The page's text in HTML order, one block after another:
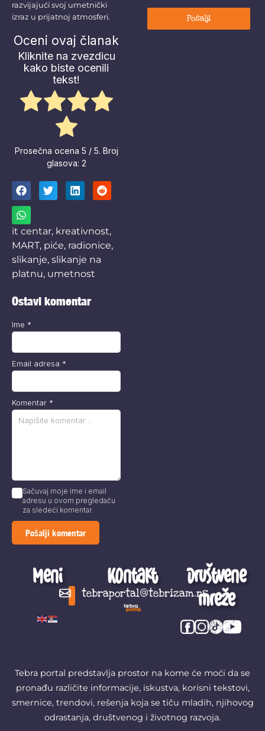
razvijajući svoj umetnički
izraz u prijatnoj atmosferi.
Oceni ovaj članak
Kliknite na zvezdicu
kako biste ocenili
tekst!
Prosečna ocena 5 / 5. Broj
glasova: 2
it centar, kreativnost,
MART, piće, radionice,
slikanje, slikanje na
platnu, umetnost
Ostavi komentar
Komentar *
Ime *
Email adresa *
Sačuvaj moje ime i email
adresu u ovom pregledaču
za sledeći komentar.
Pošalji
Meni Kontakt
tebraportal@tebrizam.rs
Društvene
mreže
Tebra portal predstavlja prostor na kome će moći da se
pronađu različite informacije, iskustva, korisni tekstovi,
smernice, trendovi, rešenja koja se tiču mladih, njihovog
odrastanja, društvenog i životnog razvoja.